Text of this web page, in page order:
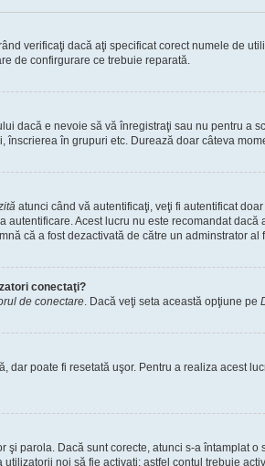
verificaţi dacă aţi specificat corect numele de
de confirgurare ce trebuie reparată.
dacă e nevoie să vă înregistraţi sau nu pentru
în grupuri etc. Durează doar câteva
atunci când vă autentificaţi, veţi fi autentificat
autentificare. Acest lucru nu este recomandat
că a fost dezactivată de către un adminstrator al
conectaţi?
de conectare. Dacă veţi seta această opţiune pe
dar poate fi resetată uşor. Pentru a realiza acest
şi parola. Dacă sunt corecte, atunci s-a
noi să fie activaţi; astfel contul trebuie